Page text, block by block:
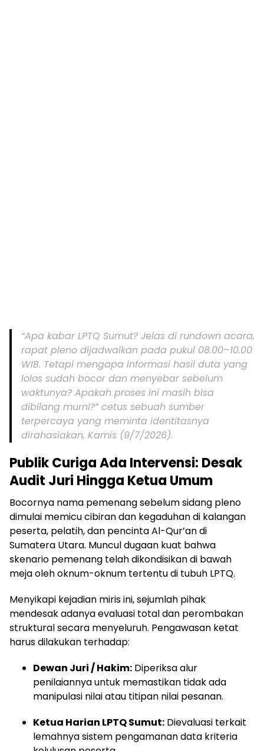
“Apa kabar LPTQ Sumut? Jelas di rundown acara,
rapat pleno dijadwalkan pada pukul 08.00–10.00
WIB. Tetapi mengapa informasi hasil duta yang
lolos sudah bocor dan menyebar sebelum
waktunya? Apakah proses ini masih bisa
dibilang murni?” cetus sebuah sumber
terpercaya yang meminta identitasnya
dirahasiakan, Kamis (9/7/2026).
Publik Curiga Ada Intervensi: Desak
Audit Juri Hingga Ketua Umum
Bocornya nama pemenang sebelum sidang pleno
dimulai memicu cibiran dan kegaduhan di kalangan
peserta, pelatih, dan pencinta Al-Qur’an di
Sumatera Utara. Muncul dugaan kuat bahwa
skenario pemenang telah dikondisikan di bawah
meja oleh oknum-oknum tertentu di tubuh LPTQ.
Menyikapi kejadian miris ini, sejumlah pihak
mendesak adanya evaluasi total dan perombakan
struktural secara menyeluruh. Pengawasan ketat
harus dilakukan terhadap:
Dewan Juri / Hakim: Diperiksa alur
penilaiannya untuk memastikan tidak ada
manipulasi nilai atau titipan nilai pesanan.
Ketua Harian LPTQ Sumut: Dievaluasi terkait
lemahnya sistem pengamanan data kriteria